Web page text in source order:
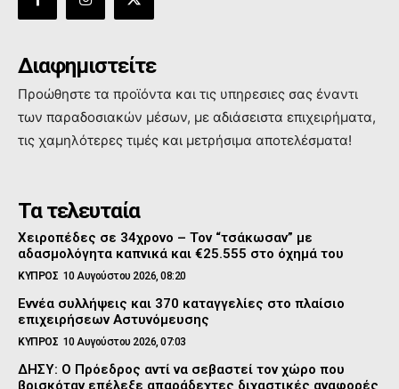
Διαφημιστείτε
Προώθηστε τα προϊόντα και τις υπηρεσιες σας έναντι
των παραδοσιακών μέσων, με αδιάσειστα επιχειρήματα,
τις χαμηλότερες τιμές και μετρήσιμα αποτελέσματα!
Τα τελευταία
Χειροπέδες σε 34χρονο – Τον “τσάκωσαν” με
αδασμολόγητα καπνικά και €25.555 στο όχημά του
ΚΥΠΡΟΣ 10 Αυγούστου 2026, 08:20
Εννέα συλλήψεις και 370 καταγγελίες στο πλαίσιο
επιχειρήσεων Αστυνόμευσης
ΚΥΠΡΟΣ 10 Αυγούστου 2026, 07:03
ΔΗΣΥ: Ο Πρόεδρος αντί να σεβαστεί τον χώρο που
βρισκόταν επέλεξε απαράδεχτες διχαστικές αναφορές